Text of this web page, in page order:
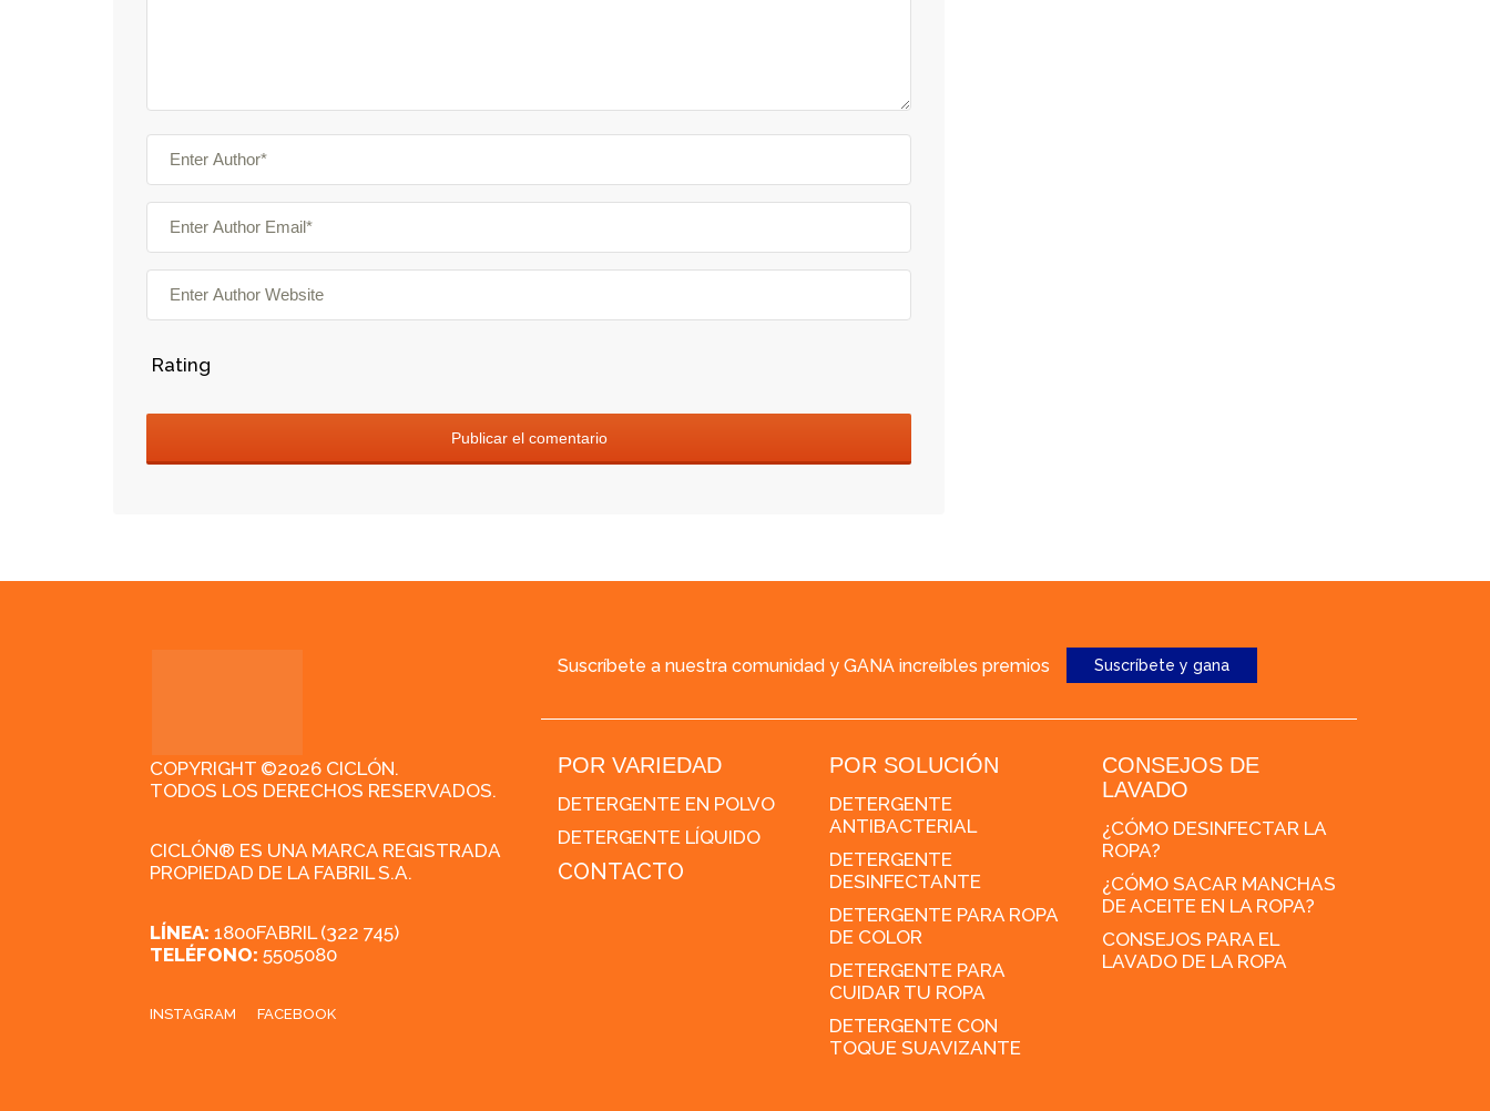
Rating
COPYRIGHT ©2026 CICLÓN.
TODOS LOS DERECHOS RESERVADOS.
CICLÓN® ES UNA MARCA REGISTRADA
PROPIEDAD DE LA FABRIL S.A.
LÍNEA: 1800FABRIL (322 745)
TELÉFONO: 5505080
INSTAGRAM FACEBOOK
Suscríbete a nuestra comunidad y GANA increíbles premios Suscríbete y gana
POR VARIEDAD
DETERGENTE EN POLVO
DETERGENTE LÍQUIDO
CONTACTO
POR SOLUCIÓN
DETERGENTE
ANTIBACTERIAL
DETERGENTE
DESINFECTANTE
DETERGENTE PARA ROPA
DE COLOR
DETERGENTE PARA
CUIDAR TU ROPA
DETERGENTE CON
TOQUE SUAVIZANTE
CONSEJOS DE
LAVADO
¿CÓMO DESINFECTAR LA
ROPA?
¿CÓMO SACAR MANCHAS
DE ACEITE EN LA ROPA?
CONSEJOS PARA EL
LAVADO DE LA ROPA